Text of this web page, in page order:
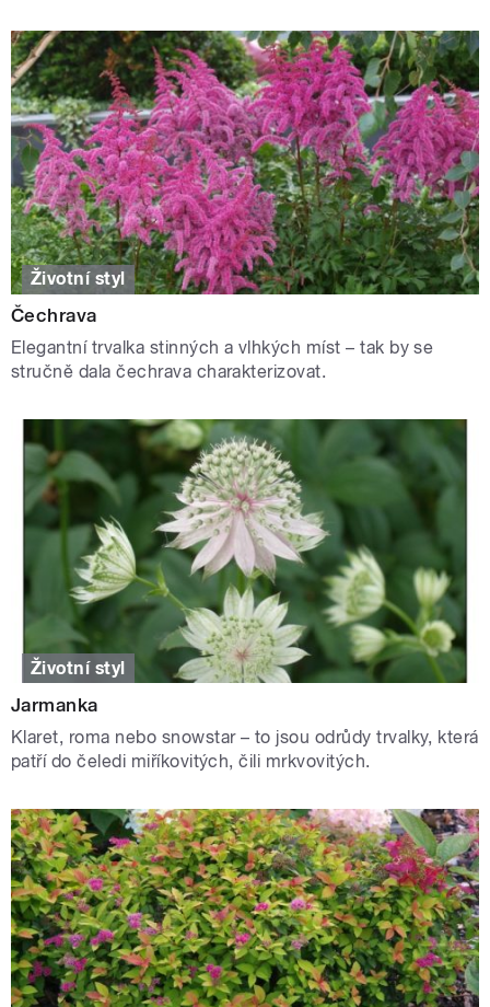
Životní styl
Čechrava
Elegantní trvalka stinných a vlhkých míst – tak by se
stručně dala čechrava charakterizovat.
Životní styl
Jarmanka
Klaret, roma nebo snowstar – to jsou odrůdy trvalky, která
patří do čeledi miříkovitých, čili mrkvovitých.